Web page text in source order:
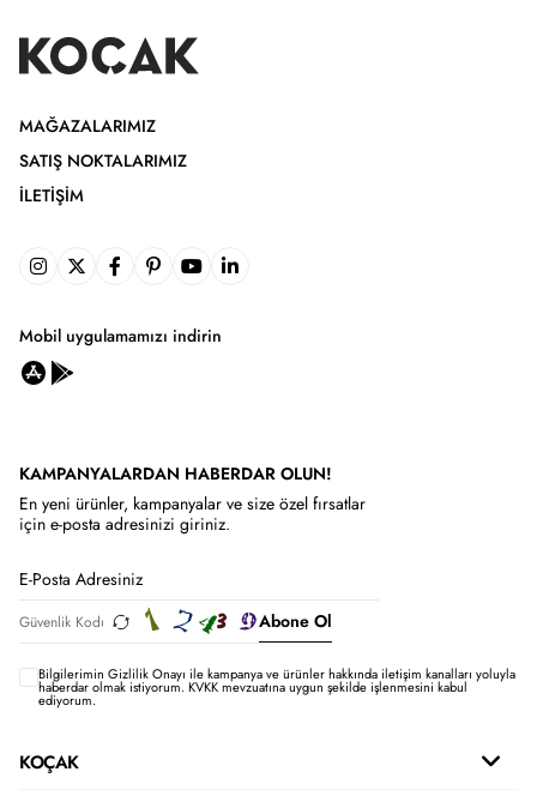
MAĞAZALARIMIZ
SATIŞ NOKTALARIMIZ
İLETIŞIM
Mobil uygulamamızı indirin
KAMPANYALARDAN HABERDAR OLUN!
En yeni ürünler, kampanyalar ve size özel fırsatlar
için e-posta adresinizi giriniz.
Abone Ol
Bilgilerimin Gizlilik Onayı ile kampanya ve ürünler hakkında iletişim kanalları yoluyla
haberdar olmak istiyorum.KVKK mevzuatına uygun şekilde işlenmesini kabul
ediyorum.
KOÇAK